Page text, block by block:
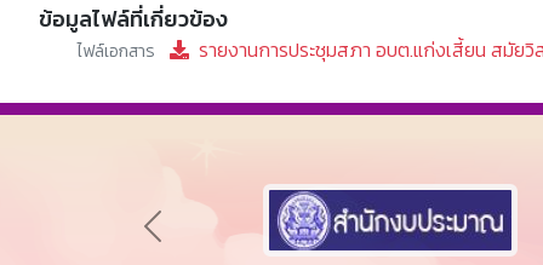
ข้อมูลไฟล์ที่เกี่ยวข้อง
ไฟล์เอกสาร รายงานการประชุมสภา อบต.แก่งเสี้ยน สมั
Previous